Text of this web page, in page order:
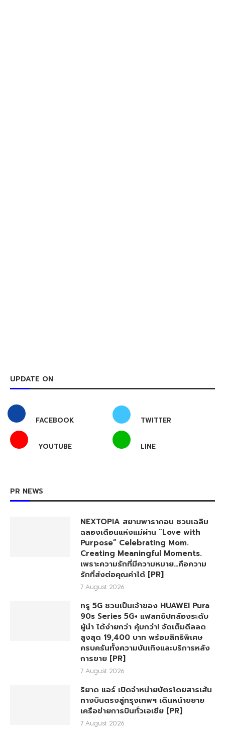
UPDATE ON
YOUTUBE
NEXTOPIA สยามพารากอน ชวนเฉลิม
ฉลองเดือนแห่งแม่ผ่าน “Love with
Purpose” Celebrating Mom.
Creating Meaningful Moments.
เพราะความรักที่มีความหมาย…คือความ
รักที่ส่งต่อคุณค่าได้ [PR]
7 August 2026
ทรู 5G ชวนเป็นเจ้าของ HUAWEI Pura
90s Series 5G+ แฟลกชิปกล้องระดับ
ผู้นำ ได้ง่ายกว่า คุ้มกว่า! จัดเต็มดีลลด
สูงสุด 19,400 บาท พร้อมสิทธิพิเศษ
ครบครันทั้งความบันเทิงและบริการหลัง
การขาย [PR]
7 August 2026